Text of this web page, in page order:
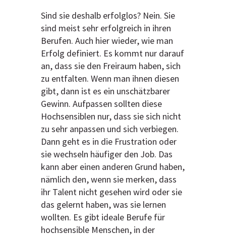
Sind sie deshalb erfolglos? Nein. Sie
sind meist sehr erfolgreich in ihren
Berufen. Auch hier wieder, wie man
Erfolg definiert. Es kommt nur darauf
an, dass sie den Freiraum haben, sich
zu entfalten. Wenn man ihnen diesen
gibt, dann ist es ein unschätzbarer
Gewinn. Aufpassen sollten diese
Hochsensiblen nur, dass sie sich nicht
zu sehr anpassen und sich verbiegen.
Dann geht es in die Frustration oder
sie wechseln häufiger den Job. Das
kann aber einen anderen Grund haben,
nämlich den, wenn sie merken, dass
ihr Talent nicht gesehen wird oder sie
das gelernt haben, was sie lernen
wollten. Es gibt ideale Berufe für
hochsensible Menschen, in der